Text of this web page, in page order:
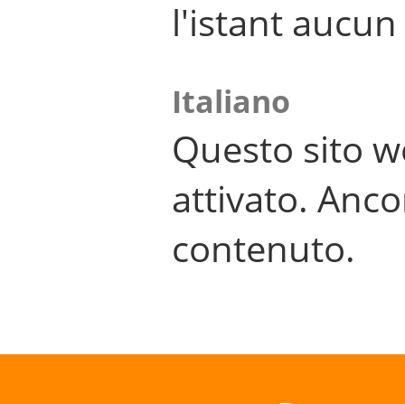
l'istant
Italiano
Questo sito
attivato.
contenuto.